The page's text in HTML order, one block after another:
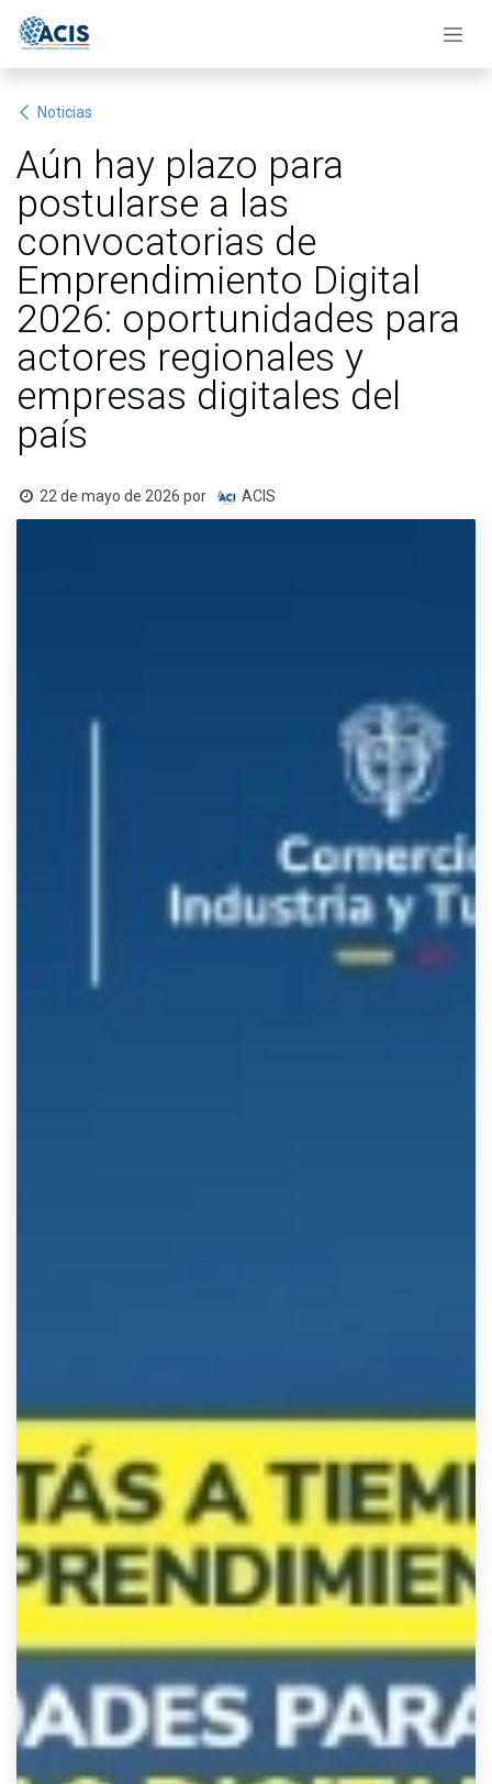
Noticias
Aún hay plazo para
postularse a las
convocatorias de
Emprendimiento Digital
2026: oportunidades para
actores regionales y
empresas digitales del
país
22 de mayo de 2026 por ACIS